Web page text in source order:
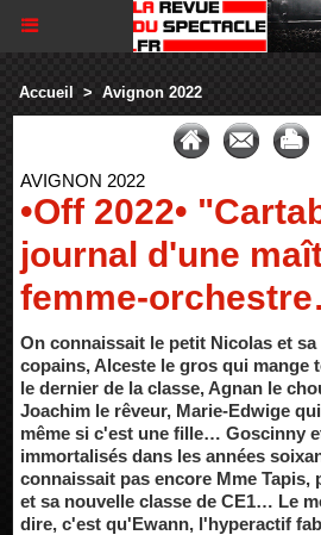
Accueil > Avignon 2022
AVIGNON 2022
•Off 2022•
journal d'une
femme-
On connaissait le petit Nicolas et
copains, Alceste le gros qui mange
le dernier de la classe, Agnan le
Joachim le rêveur, Marie-Edwige
même si c'est une fille… Goscinny
immortalisés dans les années
connaissait pas encore Mme Tapis,
et sa nouvelle classe de CE1… Le
dire, c'est qu'Ewann, l'hyperactif